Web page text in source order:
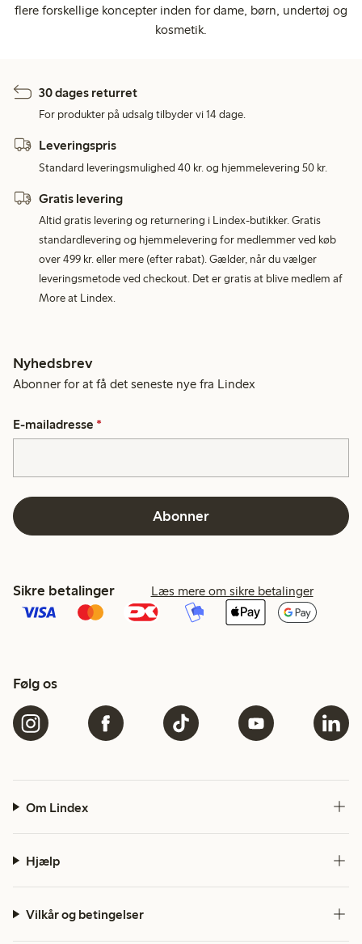
flere forskellige koncepter inden for dame, børn, undertøj og
kosmetik.
30 dages returret
For produkter på udsalg tilbyder vi 14 dage.
Leveringspris
Standard leveringsmulighed 40 kr. og hjemmelevering 50 kr.
Gratis levering
Altid gratis levering og returnering i Lindex-butikker. Gratis
standardlevering og hjemmelevering for medlemmer ved køb
over 499 kr. eller mere (efter rabat). Gælder, når du vælger
leveringsmetode ved checkout. Det er gratis at blive medlem af
More at Lindex.
Nyhedsbrev
Abonner for at få det seneste nye fra Lindex
E-mailadresse *
Abonner
Sikre betalinger Læs mere om sikre betalinger
Følg os
Om Lindex
Hjælp
Vilkår og betingelser